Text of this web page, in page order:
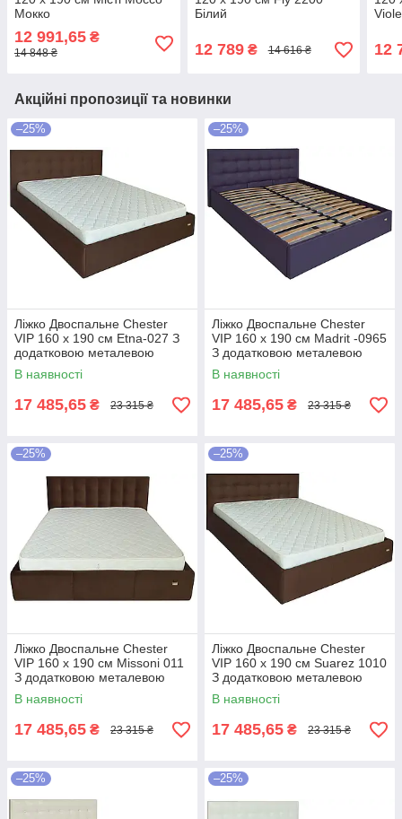
Мокко
12 991,65 ₴
14 848 ₴
Білий
12 789₴ 14 616 ₴ 12
Акційні пропозиції та новинки
–25%
Ліжко Двоспальне Chester
VIP 160 х 190 см Etna-027 З
додатковою металевою
цільнозварною рамою
Коричневий
В наявності
17 485,65 ₴ 23 315 ₴
–25%
Ліжко Двоспальне Chester
VIP 160 х 190 см Madrit -0965
З додатковою металевою
цільнозварною рамою
Фіолетовий
В наявності
17 485,65 ₴ 23 315 ₴
–25%
Ліжко Двоспальне Chester
VIP 160 х 190 см Missoni 011
З додатковою металевою
цільнозварною рамою
Темно-коричневий
В наявності
17 485,65 ₴ 23 315 ₴
–25%
Ліжко Двоспальне Chester
VIP 160 х 190 см Suarez 1010
З додатковою металевою
цільнозварною рамою
Коричневий
В наявності
17 485,65 ₴ 23 315 ₴
–25% –25%